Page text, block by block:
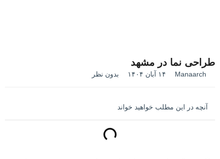
طراحی نما در مشهد
Manaarch ۱۴ آبان ۱۴۰۴ بدون نظر
آنچه در این مطلب خواهید خواند